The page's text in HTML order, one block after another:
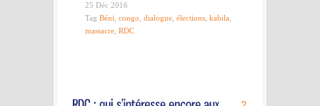
25 Déc 2016
Tag Béni congo dialogue élections kabila
massacre RDC